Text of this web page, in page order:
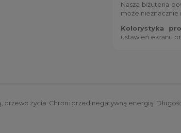
Nasza biżuteria
może nieznacznie
Kolorystyka
ustawień ekranu
życia. Chroni przed negatywną energią.